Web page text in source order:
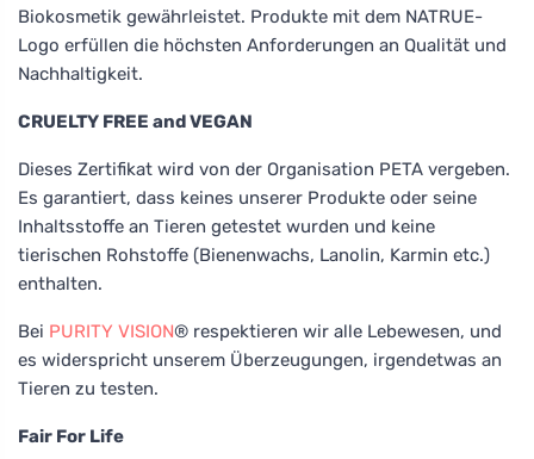
Biokosmetik gewährleistet. Produkte mit dem NATRUE-
Logo erfüllen die höchsten Anforderungen an Qualität und
Nachhaltigkeit.
CRUELTY FREE and VEGAN
Dieses Zertifikat wird von der Organisation PETA vergeben.
Es garantiert, dass keines unserer Produkte oder seine
Inhaltsstoffe an Tieren getestet wurden und keine
tierischen Rohstoffe (Bienenwachs, Lanolin, Karmin etc.)
enthalten.
Bei PURITY VISION® respektieren wir alle Lebewesen, und
es widerspricht unserem Überzeugungen, irgendetwas an
Tieren zu testen.
Fair For Life